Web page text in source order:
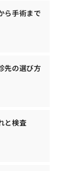
ら手術まで
先の選び方
と検査